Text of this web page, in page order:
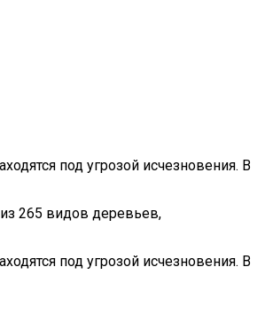
под угрозой исчезновения. В
265 видов деревьев,
под угрозой исчезновения. В